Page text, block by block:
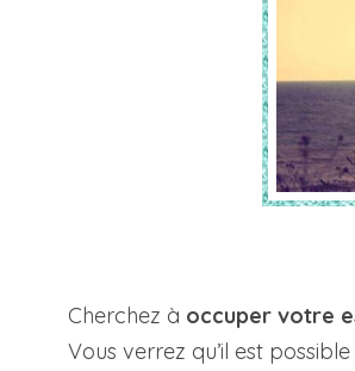
Cherchez à occuper votre
Vous verrez qu’il est